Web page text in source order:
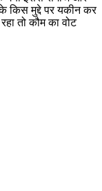
किस मुद्दे पर यकीन कर
तो कौम का वोट